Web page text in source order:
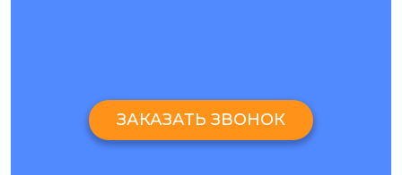
ЗАКАЗАТЬ ЗВОНОК